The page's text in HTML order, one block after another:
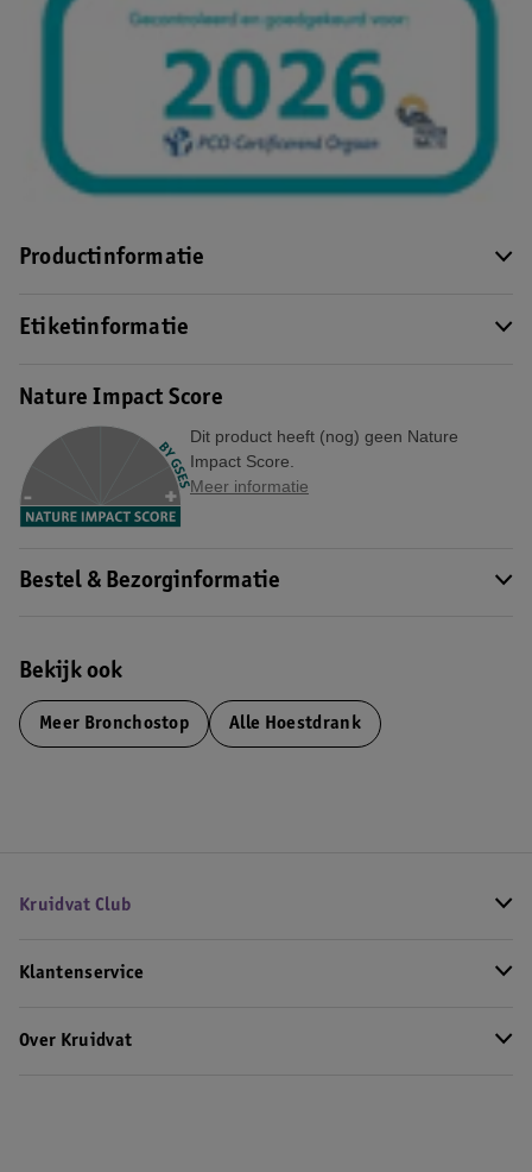
Productinformatie
Etiketinformatie
Nature Impact Score
Dit product heeft (nog) geen Nature
Impact Score.
Meer informatie
Bestel & Bezorginformatie
Bekijk ook
Meer Bronchostop Alle Hoestdrank
Kruidvat Club
Klantenservice
Over Kruidvat